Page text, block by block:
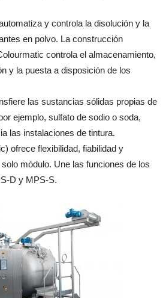
y controla la disolución y la
en polvo. La construcción
controla el almacenamiento,
y la puesta a disposición de los
las sustancias sólidas propias de
ejemplo, sulfato de sodio o soda,
las instalaciones de tintura.
ofrece flexibilidad, fiabilidad y
módulo. Une las funciones de los
D y MPS-S.